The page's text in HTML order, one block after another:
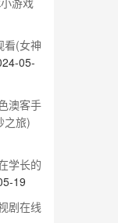
看(女神
05-
澳客手
之旅)
学长的
19
剧在线